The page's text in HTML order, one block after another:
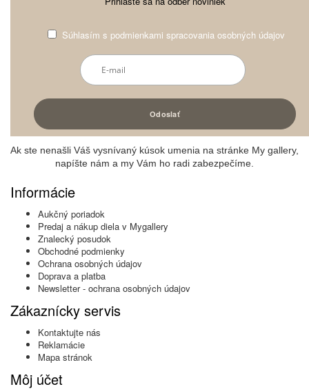
Súhlasím s podmienkami spracovania osobných údajov
Ak ste nenašli Váš vysnívaný kúsok umenia na stránke My gallery,
napíšte nám a my Vám ho radi zabezpečíme.
Informácie
Aukčný poriadok
Predaj a nákup diela v Mygallery
Znalecký posudok
Obchodné podmienky
Ochrana osobných údajov
Doprava a platba
Newsletter - ochrana osobných údajov
Zákaznícky servis
Kontaktujte nás
Reklamácie
Mapa stránok
Môj účet